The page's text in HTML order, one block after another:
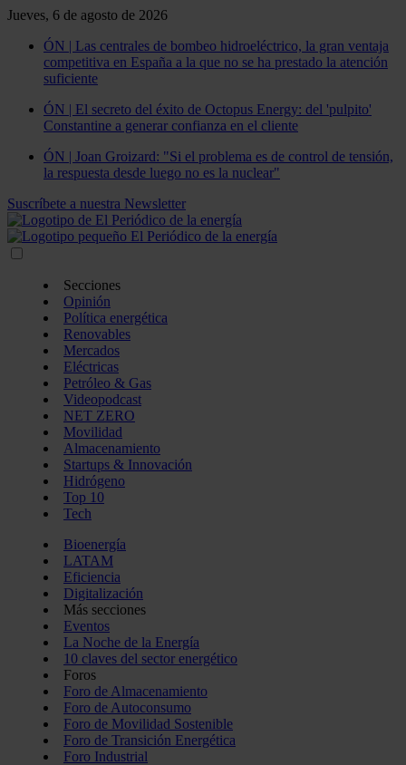
Jueves, 6 de agosto de 2026
ÓN | Las centrales de bombeo hidroeléctrico, la gran ventaja
competitiva en España a la que no se ha prestado la atención
suficiente
ÓN | El secreto del éxito de Octopus Energy: del 'pulpito'
Constantine a generar confianza en el cliente
ÓN | Joan Groizard: "Si el problema es de control de tensión,
la respuesta desde luego no es la nuclear"
Suscríbete a nuestra Newsletter
Secciones
Opinión
Política energética
Renovables
Mercados
Eléctricas
Petróleo & Gas
Videopodcast
NET ZERO
Movilidad
Almacenamiento
Startups & Innovación
Hidrógeno
Top 10
Tech
Bioenergía
LATAM
Eficiencia
Digitalización
Más secciones
Eventos
La Noche de la Energía
10 claves del sector energético
Foros
Foro de Almacenamiento
Foro de Autoconsumo
Foro de Movilidad Sostenible
Foro de Transición Energética
Foro Industrial